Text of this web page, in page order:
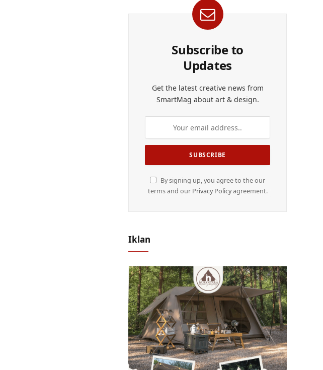
Subscribe to
Updates
Get the latest creative news from
SmartMag about art & design.
By signing up, you agree to the our
terms and our Privacy Policyagreement.
Iklan